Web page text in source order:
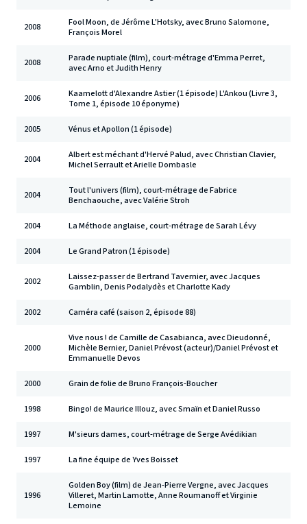
2008
Fool Moon, de Jérôme L'Hotsky, avec Bruno Salomone,
François Morel
2008
Parade nuptiale (film), court-métrage d'Emma Perret,
avec Arno et Judith Henry
2006
Kaamelott d'Alexandre Astier (1 épisode) L'Ankou (Livre 3,
Tome 1, épisode 10 éponyme)
2005 Vénus et Apollon (1 épisode)
2004
Albert est méchant d'Hervé Palud, avec Christian Clavier,
Michel Serrault et Arielle Dombasle
2004
Tout l'univers (film), court-métrage de Fabrice
Benchaouche, avec Valérie Stroh
2004 La Méthode anglaise, court-métrage de Sarah Lévy
2004 Le Grand Patron (1 épisode)
2002
Laissez-passer de Bertrand Tavernier, avec Jacques
Gamblin, Denis Podalydès et Charlotte Kady
2002 Caméra café (saison 2, épisode 88)
2000
Vive nous ! de Camille de Casabianca, avec Dieudonné,
Michèle Bernier, Daniel Prévost (acteur)/Daniel Prévost et
Emmanuelle Devos
2000 Grain de folie de Bruno François-Boucher
1998 Bingo! de Maurice Illouz, avec Smaïn et Daniel Russo
1997 M'sieurs dames, court-métrage de Serge Avédikian
1997 La fine équipe de Yves Boisset
1996
Golden Boy (film) de Jean-Pierre Vergne, avec Jacques
Villeret, Martin Lamotte, Anne Roumanoff et Virginie
Lemoine